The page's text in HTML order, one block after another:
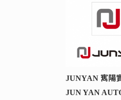
JUNYAN 寯陽
JUN YAN